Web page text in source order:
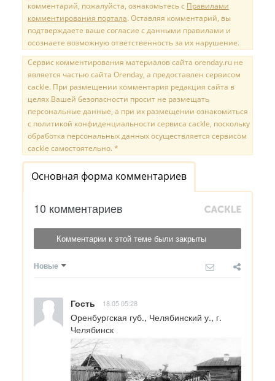
комментарий, пожалуйста, ознакомьтесь с Правилами
комментирования портала. Оставляя комментарий, вы
подтверждаете ваше согласие с данными правилами и
осознаете возможную ответственность за их нарушение.
Сервис комментирования материалов сайта orenday.ru не
является частью сайта Orenday, а предоставлен сервисом
cackle. При размещении комментария редакция сайта в
целях Вашей безопасности просит не размещать
персональные данные, а при их размещении ознакомиться
с политикой конфиденциальности сервиса cackle, поскольку
обработка персональных данных осуществляется сервисом
cackle самостоятельно. *
Основная форма комментариев
10 комментариев
Комментарии к этой теме были закрыты
Новые
Гость 18.05 05:28
Оренбургская губ., Челябинский у., г.
Челябинск